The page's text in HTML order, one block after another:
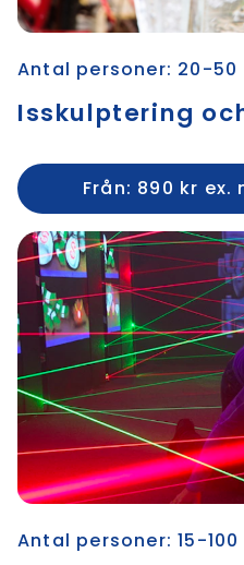
Antal personer: 20-50
Isskulptering
Från: 890 kr ex.
Antal personer: 15-100